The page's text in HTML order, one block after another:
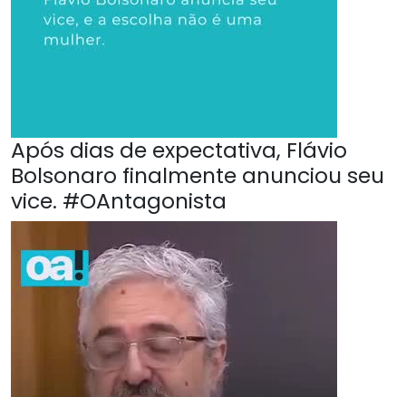
Após dias de expectativa, Flávio
Bolsonaro finalmente anunciou seu
vice. #OAntagonista